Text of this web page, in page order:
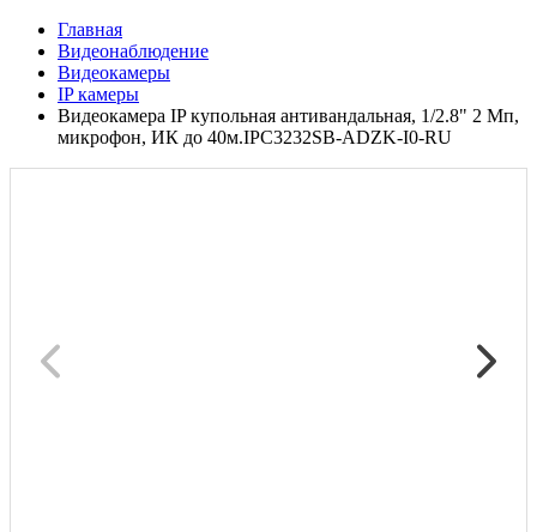
Главная
Видеонаблюдение
Видеокамеры
IP камеры
Видеокамера IP купольная антивандальная, 1/2.8" 2 Мп,
микрофон, ИК до 40м.IPC3232SB-ADZK-I0-RU